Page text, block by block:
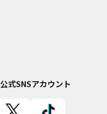
公式SNSアカウント